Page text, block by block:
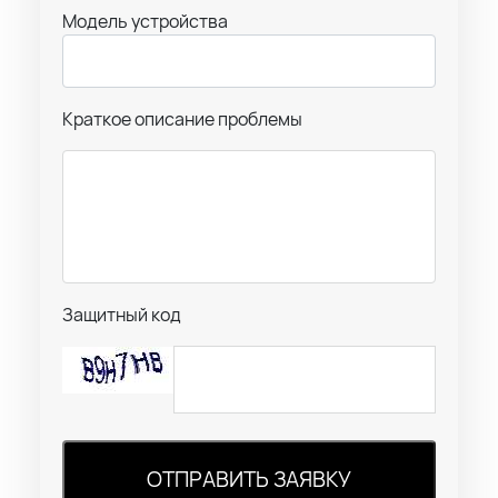
Модель устройства
Краткое описание проблемы
Защитный код
ОТПРАВИТЬ ЗАЯВКУ